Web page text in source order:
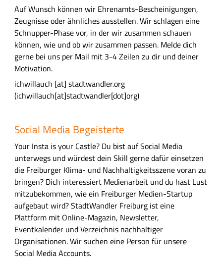
Auf Wunsch können wir Ehrenamts-Bescheinigungen,
Zeugnisse oder ähnliches ausstellen. Wir schlagen eine
Schnupper-Phase vor, in der wir zusammen schauen
können, wie und ob wir zusammen passen. Melde dich
gerne bei uns per Mail mit 3-4 Zeilen zu dir und deiner
Motivation.
ichwillauch [at] stadtwandler.org
(ichwillauch[at]stadtwandler[dot]org)
Social Media Begeisterte
Your Insta is your Castle? Du bist auf Social Media
unterwegs und würdest dein Skill gerne dafür einsetzen
die Freiburger Klima- und Nachhaltigkeitsszene voran zu
bringen? Dich interessiert Medienarbeit und du hast Lust
mitzubekommen, wie ein Freiburger Medien-Startup
aufgebaut wird? StadtWandler Freiburg ist eine
Plattform mit Online-Magazin, Newsletter,
Eventkalender und Verzeichnis nachhaltiger
Organisationen. Wir suchen eine Person für unsere
Social Media Accounts.